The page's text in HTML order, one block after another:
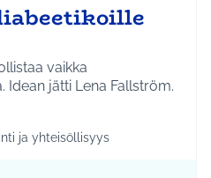
vaikka
Idean jätti Lena Fallström.
Koko Tuusula
teeman mukaan: Hyvinvointi ja
ja yhteisöllisyys